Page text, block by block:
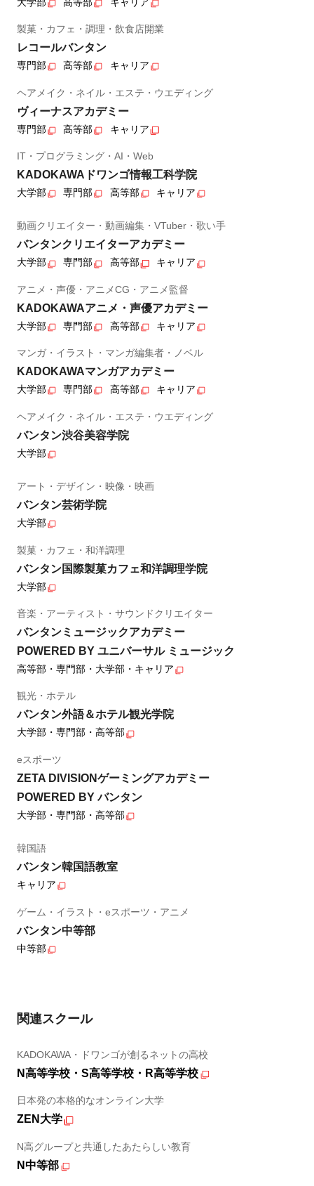
製菓・カフェ・調理・飲食店開業
レコールバンタン
専門部 高等部 キャリア
ヘアメイク・ネイル・エステ・ウエディング
ヴィーナスアカデミー
専門部 高等部 キャリア
IT・プログラミング・AI・Web
KADOKAWAドワンゴ情報工科学院
大学部 専門部 高等部 キャリア
動画クリエイター・動画編集・VTuber・歌い手
バンタンクリエイターアカデミー
大学部 専門部 高等部 キャリア
アニメ・声優・アニメCG・アニメ監督
KADOKAWAアニメ・声優アカデミー
大学部 専門部 高等部 キャリア
マンガ・イラスト・マンガ編集者・ノベル
KADOKAWAマンガアカデミー
大学部 専門部 高等部 キャリア
ヘアメイク・ネイル・エステ・ウエディング
バンタン渋谷美容学院
大学部
アート・デザイン・映像・映画
バンタン芸術学院
大学部
製菓・カフェ・和洋調理
バンタン国際製菓カフェ和洋調理学院
大学部
音楽・アーティスト・サウンドクリエイター
バンタンミュージックアカデミー
POWERED BY ユニバーサル ミュージック
高等部・専門部・大学部・キャリア
観光・ホテル
バンタン外語＆ホテル観光学院
大学部・専門部・高等部
eスポーツ
ZETA DIVISIONゲーミングアカデミー
POWERED BY バンタン
大学部・専門部・高等部
韓国語
バンタン韓国語教室
キャリア
ゲーム・イラスト・eスポーツ・アニメ
バンタン中等部
中等部
関連スクール
KADOKAWA・ドワンゴが創るネットの高校
N高等学校・S高等学校・R高等学校
日本発の本格的なオンライン大学
ZEN大学
N高グループと共通したあたらしい教育
N中等部